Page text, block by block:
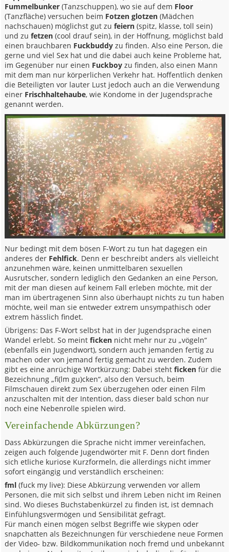
Fummelbunker (Tanzschuppen), wo sie auf dem Floor
(Tanzfläche) versuchen beim Fotzen glotzen (Mädchen
nachschauen) möglichst gut zufeiern (spitz, klasse, toll sein)
und zufetzen (cool drauf sein), in der Hoffnung, möglichst bald
einen brauchbaren Fuckbuddy zu finden. Also eine Person, die
gerne und viel Sex hat und die dabei auch keine Probleme hat,
im Gegenüber nur einen Fuckboy zu finden, also einen Mann
mit dem man nur körperlichen Verkehr hat. Hoffentlich denken
die Beteiligten vor lauter Lust jedoch auch an die Verwendung
einer Frischhaltehaube, wie Kondome in der Jugendsprache
genannt werden.
Nur bedingt mit dem bösen F-Wort zu tun hat dagegen ein
anderes der Fehlfick. Denn er beschreibt anders als vielleicht
anzunehmen wäre, keinen unmittelbaren sexuellen
Ausrutscher, sondern lediglich den Gedanken an eine Person,
mit der man diesen auf keinem Fall erleben möchte, mit der
man im übertragenen Sinn also überhaupt nichts zu tun haben
möchte, weil man sie entweder extrem unsympathisch oder
extrem hässlich findet.
Übrigens: Das F-Wort selbst hat in der Jugendsprache einen
Wandel erlebt. So meintficken nicht mehr nur zu „vögeln“
(ebenfalls ein Jugendwort), sondern auch jemanden fertig zu
machen oder von jemand fertig gemacht zu werden. Zudem
gibt es eine anrüchige Wortkürzung: Dabei stehtficken für die
Bezeichnung „fi(lm gu)cken“, also den Versuch, beim
Filmschauen direkt zum Sex überzugehen oder einen Film
anzuschalten mit der Intention, dass dieser bald schon nur
noch eine Nebenrolle spielen wird.
Vereinfachende Abkürzungen?
Dass Abkürzungen die Sprache nicht immer vereinfachen,
zeigen auch folgende Jugendwörter mit F. Denn dort finden
sich etliche kuriose Kurzformeln, die allerdings nicht immer
sofort eingängig und verständlich erscheinen:
fml (fuck my live): Diese Abkürzung verwenden vor allem
Personen, die mit sich selbst und ihrem Leben nicht im Reinen
sind. Wo dieses Buchstabenkürzel zu finden ist, ist demnach
Einfühlungsvermögen und Sensibilität gefragt.
Für manch einen mögen selbst Begriffe wie skypen oder
snapchatten als Bezeichnungen für verschiedene neue Formen
der Video- bzw. Bildkommunikation noch fremd und unbekannt